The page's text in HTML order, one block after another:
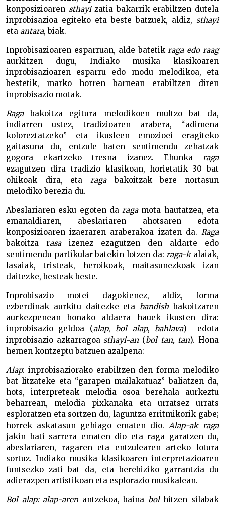
konposizioaren sthayizatia bakarrik erabiltzen dutela
inprobisazioa egiteko eta beste batzuek, aldiz, sthayi
eta antara, biak.
Inprobisazioaren esparruan, alde batetikraga edo raag
aurkitzen dugu, Indiako musika klasikoaren
inprobisazioaren esparru edo modu melodikoa, eta
bestetik, marko horren barnean erabiltzen diren
inprobisazio motak.
Ragabakoitza egitura melodikoen multzo bat da,
indiarren ustez, tradizioaren arabera, “adimena
koloreztatzeko” eta ikusleen emozioei eragiteko
gaitasuna du, entzule baten sentimendu zehatzak
gogora ekartzeko tresna izanez. Ehunka raga
ezagutzen dira tradizio klasikoan, horietatik 30 bat
ohikoak dira, eta ragabakoitzak bere nortasun
melodiko berezia du.
Abeslariaren esku egoten daraga mota hautatzea, eta
emanaldiaren, abeslariaren ahotsaren edota
konposizioaren izaeraren araberakoa izaten da. Raga
bakoitza rasaizenez ezagutzen den aldarte edo
sentimendu partikular batekin lotzen da:raga-k alaiak,
lasaiak, tristeak, heroikoak, maitasunezkoak izan
daitezke, besteak beste.
Inprobisazio motei dagokienez, aldiz, forma
ezberdinak aurkitu daitezke eta bandishbakoitzaren
aurkezpenean honako aldaera hauek ikusten dira:
inprobisazio geldoa (alap, bol alap, bahlava) edota
inprobisazio azkarragoa sthayi-an (bol tan, tan). Hona
hemen kontzeptu batzuen azalpena:
Alap: inprobisaziorako erabiltzen den forma melodiko
bat litzateke eta “garapen mailakatuaz” baliatzen da,
hots, interpreteak melodia osoa berehala aurkeztu
beharrean, melodia pixkanaka eta urratsez urrats
esploratzen eta sortzen du, laguntza erritmikorik gabe;
horrek askatasun gehiago ematen dio. Alap-ak raga
jakin bati sarrera ematen dio eta raga garatzen du,
abeslariaren, ragaren eta entzulearen arteko lotura
sortuz. Indiako musika klasikoaren interpretazioaren
funtsezko zati bat da, eta berebiziko garrantzia du
adierazpen artistikoan eta esplorazio musikalean.
Bol alap: alap-aren antzekoa, baina bolhitzen silabak